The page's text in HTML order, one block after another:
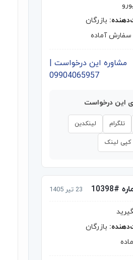
بازرگان
آماده
مشاوره این درخواست |
09904065957
این درخواست
تلگرام لینکدین
کپی لینک
23 تیر 1405
بازرگان